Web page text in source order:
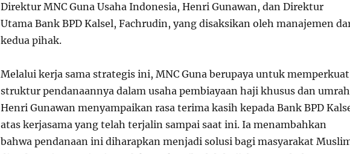
Direktur MNC Guna Usaha Indonesia, Henri Gunawan, dan Direktur
Utama Bank BPD Kalsel, Fachrudin, yang disaksikan oleh manajemen
kedua pihak.
Melalui kerja sama strategis ini, MNC Guna berupaya untuk memperkuat
struktur pendanaannya dalam usaha pembiayaan haji khusus dan
Henri Gunawan menyampaikan rasa terima kasih kepada Bank BPD
atas kerjasama yang telah terjalin sampai saat ini. Ia menambahkan
bahwa pendanaan ini diharapkan menjadi solusi bagi masyarakat